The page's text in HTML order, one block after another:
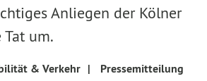
Anliegen der Kölner
Tat um.
& Verkehr | Pressemitteilung